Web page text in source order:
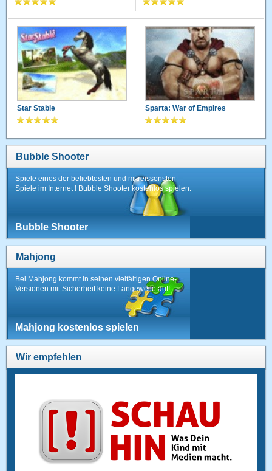
Star Stable Sparta: War of Empires
Bubble Shooter
Spiele eines der beliebtesten und mitreissensten
Spiele im Internet ! Bubble Shooter kostenlos spielen.
Bubble Shooter
Mahjong
Bei Mahjong kommt in seinen vielfältigen Online-
Versionen mit Sicherheit keine Langeweile auf!
Mahjong kostenlos spielen
Wir empfehlen